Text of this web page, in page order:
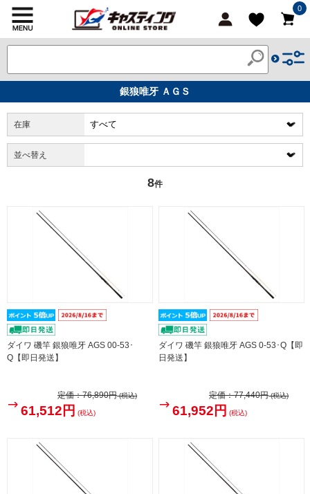
0
銀狼唯牙 ＡＧＳ
在庫
並べ替え
8件
ダイワ 磯竿 銀狼唯牙 AGS 00-53･
Q【即日発送】
定価：76,890円(税込)
61,512円 (税込)
ダイワ 磯竿 銀狼唯牙 AGS 0-53･Q【即
日発送】
定価：77,440円(税込)
61,952円 (税込)